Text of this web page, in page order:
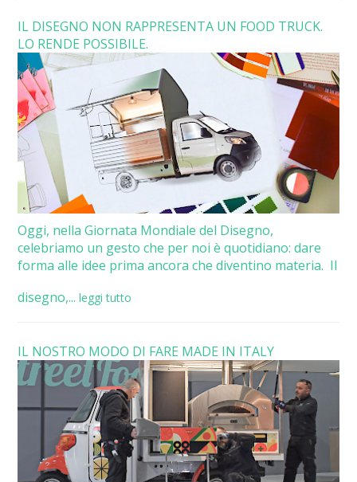
IL DISEGNO NON RAPPRESENTA UN FOOD TRUCK.
LO RENDE POSSIBILE.
Oggi, nella Giornata Mondiale del Disegno,
celebriamo un gesto che per noi è quotidiano: dare
forma alle idee prima ancora che diventino materia. Il
disegno,... leggi tutto
IL NOSTRO MODO DI FARE MADE IN ITALY